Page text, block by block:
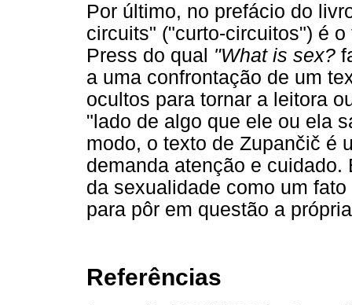
Por último, no prefácio do
circuits" ("curto-circuitos") é
Press do qual "What is sex?
a uma confrontação de um
ocultos para tornar a leitora
"lado de algo que ele ou ela
modo, o texto de Zupančič é
demanda atenção e
da sexualidade como um
para pôr em questão a
Referências